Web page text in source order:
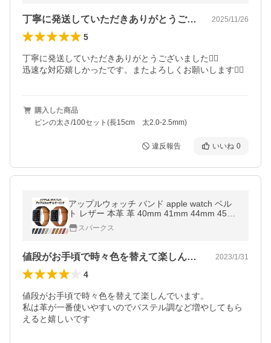
丁寧に発送していただきありがとうござい… 2025/11/26
5
丁寧に発送していただきありがとうございました🙇‍♀️
迅速な対応嬉しかったです。またよろしくお願いします🙇‍♀️
購入した商品
ピンの太さ/100セット(長15cm 太2.0-2.5mm)
違反報告 いいね 0
アップルウォッチ バンド apple watch ベル
ト レザー 本革 革 40mm 41mm 44mm 45m
m 9 8 7 se
スパークス
値段がお手頃で時々色を替えて楽しんでい… 2023/1/31
4
値段がお手頃で時々色を替えて楽しんでいます。
私は革が一番使いやすいのでパステル調など増やしてもら
えると嬉しいです